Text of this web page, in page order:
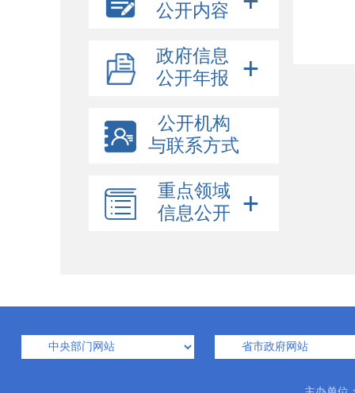
公开内容
政府信息
公开年报
公开机构
与联系方式
重点领域
信息公开